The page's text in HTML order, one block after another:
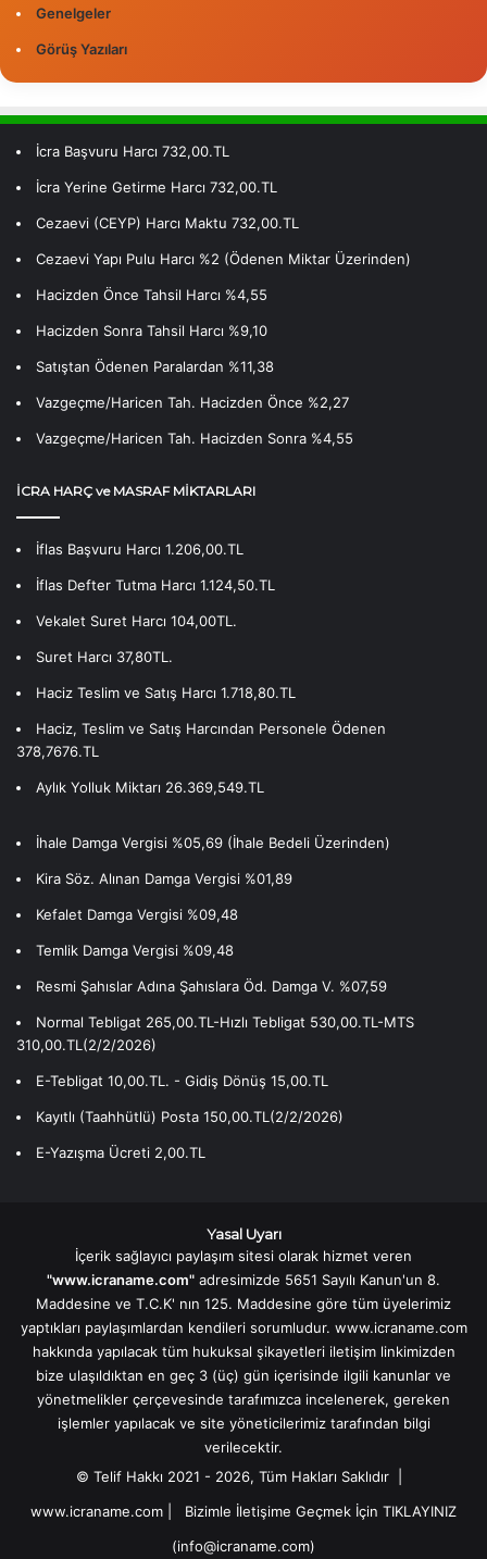
Genelgeler
Görüş Yazıları
İcra Başvuru Harcı 732,00.TL
İcra Yerine Getirme Harcı 732,00.TL
Cezaevi (CEYP) Harcı Maktu 732,00.TL
Cezaevi Yapı Pulu Harcı %2 (Ödenen Miktar Üzerinden)
Hacizden Önce Tahsil Harcı %4,55
Hacizden Sonra Tahsil Harcı %9,10
Satıştan Ödenen Paralardan %11,38
Vazgeçme/Haricen Tah. Hacizden Önce %2,27
Vazgeçme/Haricen Tah. Hacizden Sonra %4,55
İCRA HARÇ ve MASRAF MİKTARLARI
İflas Başvuru Harcı 1.206,00.TL
İflas Defter Tutma Harcı 1.124,50.TL
Vekalet Suret Harcı 104,00TL.
Suret Harcı 37,80TL.
Haciz Teslim ve Satış Harcı 1.718,80.TL
Haciz, Teslim ve Satış Harcından Personele Ödenen
378,7676.TL
Aylık Yolluk Miktarı 26.369,549.TL
İhale Damga Vergisi %05,69 (İhale Bedeli Üzerinden)
Kira Söz. Alınan Damga Vergisi %01,89
Kefalet Damga Vergisi %09,48
Temlik Damga Vergisi %09,48
Resmi Şahıslar Adına Şahıslara Öd. Damga V. %07,59
Normal Tebligat 265,00.TL-Hızlı Tebligat 530,00.TL-MTS
310,00.TL(2/2/2026)
E-Tebligat 10,00.TL. - Gidiş Dönüş 15,00.TL
Kayıtlı (Taahhütlü) Posta 150,00.TL(2/2/2026)
E-Yazışma Ücreti 2,00.TL
Yasal Uyarı
İçerik sağlayıcı paylaşım sitesi olarak hizmet veren
"www.icraname.com" adresimizde 5651 Sayılı Kanun'un 8.
Maddesine ve T.C.K' nın 125. Maddesine göre tüm üyelerimiz
yaptıkları paylaşımlardan kendileri sorumludur. www.icraname.com
hakkında yapılacak tüm hukuksal şikayetleri iletişim linkimizden
bize ulaşıldıktan en geç 3 (üç) gün içerisinde ilgili kanunlar ve
yönetmelikler çerçevesinde tarafımızca incelenerek, gereken
işlemler yapılacak ve site yöneticilerimiz tarafından bilgi
verilecektir.
© Telif Hakkı 2021 - 2026, Tüm Hakları Saklıdır |
www.icraname.com
Bizimle İletişime Geçmek İçin TIKLAYINIZ
(info@icraname.com)